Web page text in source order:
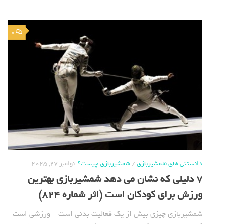
0
دانستنی های شمشیربازی/شمشیربازی چیست؟ نوامبر 27, 2025
۷ دلیلی که نشان می دهد شمشیربازی بهترین
ورزش برای کودکان است (اثر شماره 824)
شمشیربازی چیزی بیش از یک فعالیت بدنی است – ورزشی است